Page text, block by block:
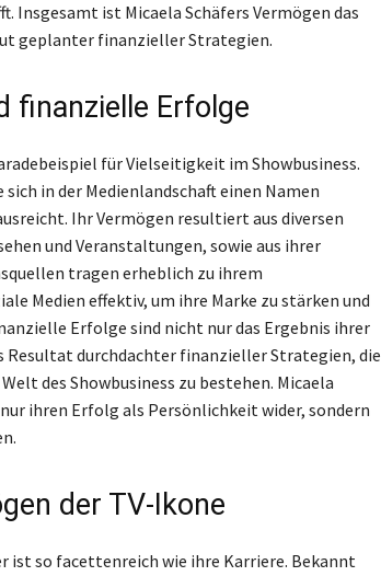
Insgesamt ist Micaela Schäfers Vermögen das
geplanter finanzieller Strategien.
finanzielle Erfolge
für Vielseitigkeit im Showbusiness.
in der Medienlandschaft einen Namen
Ihr Vermögen resultiert aus diversen
und Veranstaltungen, sowie aus ihrer
tragen erheblich zu ihrem
Medien effektiv, um ihre Marke zu stärken und
Erfolge sind nicht nur das Ergebnis ihrer
Resultat durchdachter finanzieller Strategien, die
des Showbusiness zu bestehen. Micaela
ihren Erfolg als Persönlichkeit wider, sondern
der TV-Ikone
ist so facettenreich wie ihre Karriere. Bekannt